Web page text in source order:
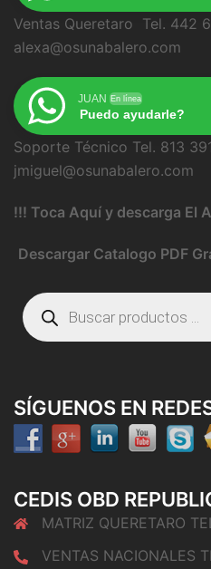
Ventas Queretaro
alexa@osunabalero.com
JUAN En línea
Puedo ayudarle?
Soporte Técnico Tel.
jmiguel@osunabalero.com
!!! Toca Aquí y descarga El
Descargar Catalogo PDF
Búsqueda
de
productos
SÍGUENOS EN
CEDIS OBD
MATRIZ QUERETARO
VENTAS NACIONALES